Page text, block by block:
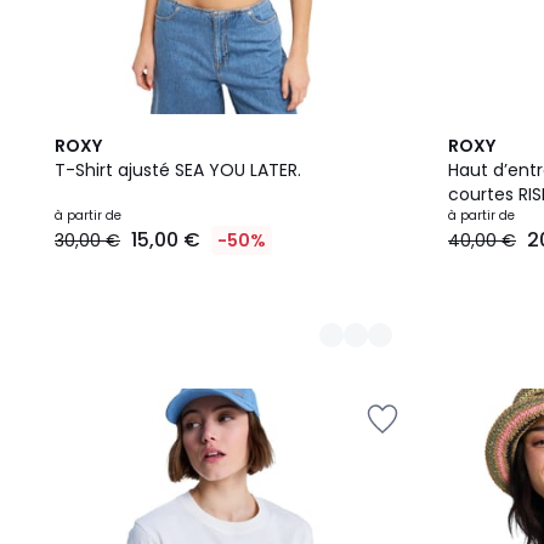
ROXY
T-Shirt ajusté SEA YOU LATER.
à partir de
30,00 € 15,00 € -50%
3
Couleurs
ROXY
Haut
courtes
à partir de
40,00 €
2
Couleurs